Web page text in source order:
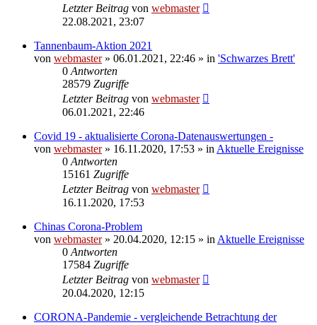
Letzter Beitrag von webmaster
22.08.2021, 23:07
Tannenbaum-Aktion 2021
von webmaster» 06.01.2021, 22:46 » in 'Schwarzes Brett'
0 Antworten
28579 Zugriffe
Letzter Beitrag von webmaster
06.01.2021, 22:46
Covid 19 - aktualisierte Corona-Datenauswertungen -
von webmaster» 16.11.2020, 17:53 » in Aktuelle Ereignisse
0 Antworten
15161 Zugriffe
Letzter Beitrag von webmaster
16.11.2020, 17:53
Chinas Corona-Problem
von webmaster» 20.04.2020, 12:15 » in Aktuelle Ereignisse
0 Antworten
17584 Zugriffe
Letzter Beitrag von webmaster
20.04.2020, 12:15
CORONA-Pandemie - vergleichende Betrachtung der